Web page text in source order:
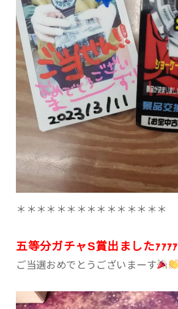
＊＊＊＊＊＊＊＊＊＊＊＊＊＊＊
五等分ガチャS賞出ましたｧｧｧｧ
ご当選おめでとうございまーす